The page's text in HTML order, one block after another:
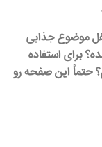
موضوع جذابی
برای استفاده
حتماً این صفحه رو